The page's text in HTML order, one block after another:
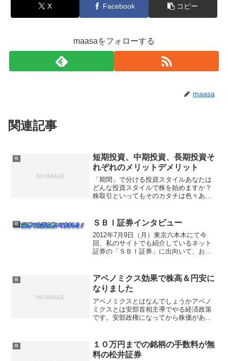
X Facebook コピー
maasaをフォローする
maasa
関連記事
株
短期投資、中期投資、長期投資そ
れぞれのメリットデメリット
「期間」で分ける投資スタイルあなたは
どんな投資スタイルで株を始めますか？
株取引といってもそのカタチは色々あり
たところでは「長い間株をもってじっく
り見守っていくんだ」、な...
株 ＳＢＩ証券インタビュー
2012年7月9日（月）東京六本木にて今
回、私のサイトでも紹介しているネット
証券の「ＳＢＩ証券」に出向いて、お話
ただ、実際に足を運んでいろんな話を聞
いてみないとわからな...
株
アベノミクス効果で株高＆円安に
なりました
アベノミクスとはなんでしょうかアベノ
ミクスとは安部首相主導でやる経済政策
です。安部政権になってから株価があが
良いことだろうという予測はできます。
問題はこの先数年間を通し...
株
１０万円までの銘柄の手数料が無
料の松井証券